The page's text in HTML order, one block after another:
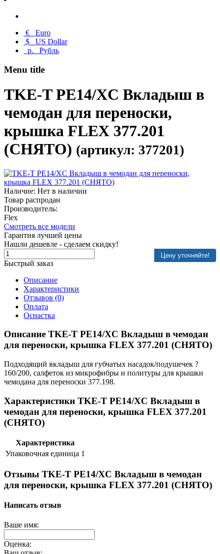
€ Euro
$ US Dollar
р. Рубль
Menu title
TKE-T PE14/XC Вкладыш в
чемодан для переноски,
крышка FLEX 377.201
(СНЯТО) (артикул: 377201)
Наличие: Нет в наличии
Товар распродан
Производитель:
Flex
Смотреть все модели
Гарантия лучшей цены
Нашли дешевле - сделаем скидку!
Цену уточняйте!
Быстрый заказ
Описание
Характеристики
Отзывов (0)
Оплата
Оснастка
Описание TKE-T PE14/XC Вкладыш в чемодан
для переноски, крышка FLEX 377.201 (СНЯТО)
Подходящий вкладыш для губчатых насадок/подушечек ?
160/200, салфеток из микрофибры и политуры для крышки
чемодана для переноски 377.198.
Характеристики TKE-T PE14/XC Вкладыш в
чемодан для переноски, крышка FLEX 377.201
(СНЯТО)
Характеристика
Упаковочная единица 1
Отзывы TKE-T PE14/XC Вкладыш в чемодан
для переноски, крышка FLEX 377.201 (СНЯТО)
Написать отзыв
Ваше имя:
Оценка: